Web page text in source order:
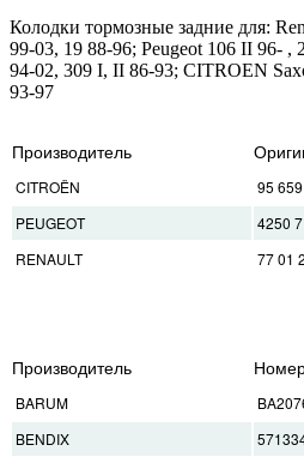
Колодки тормозные задние для:
99-03, 19 88-96; Peugeot 106 II 96- ,
94-02, 309 I, II 86-93; CITROEN
93-97
Производитель
CITROËN
95
PEUGEOT
4250
RENAULT
77 01
Производитель
BARUM
BENDIX